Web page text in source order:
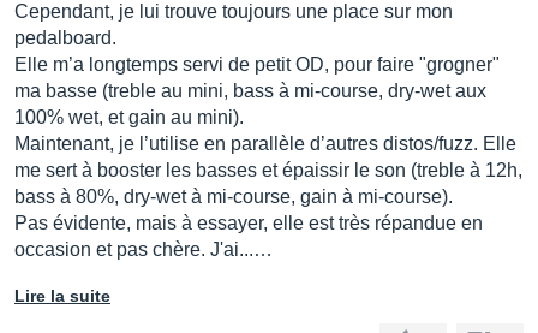
Cependant, je lui trouve toujours une place sur mon
pedalboard.
Elle m’a longtemps servi de petit OD, pour faire "grogner"
ma basse (treble au mini, bass à mi-course, dry-wet aux
100% wet, et gain au mini).
Maintenant, je l’utilise en parallèle d’autres distos/fuzz. Elle
me sert à booster les basses et épaissir le son (treble à 12h,
bass à 80%, dry-wet à mi-course, gain à mi-course).
Pas évidente, mais à essayer, elle est très répandue en
occasion et pas chère. J'ai...…
Lire la suite